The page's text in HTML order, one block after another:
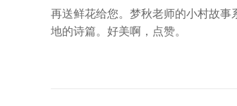
再送鲜花给您。梦秋老师的小村故
地的诗篇。好美啊，点赞。